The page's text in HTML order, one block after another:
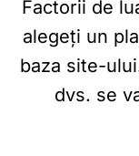
Factorii de
alegeți un
baza site-
dvs. se